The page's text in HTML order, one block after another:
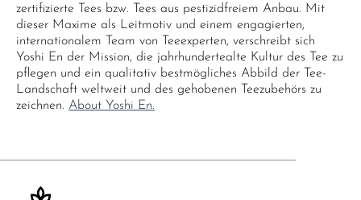
zertifizierte Tees bzw. Tees aus pestizidfreiem Anbau. Mit
dieser Maxime als Leitmotiv und einem engagierten,
internationalem Team von Teeexperten, verschreibt sich
Yoshi En der Mission, die jahrhundertealte Kultur des Tee zu
pflegen und ein qualitativ bestmögliches Abbild der Tee-
Landschaft weltweit und des gehobenen Teezubehörs zu
zeichnen. About Yoshi En.